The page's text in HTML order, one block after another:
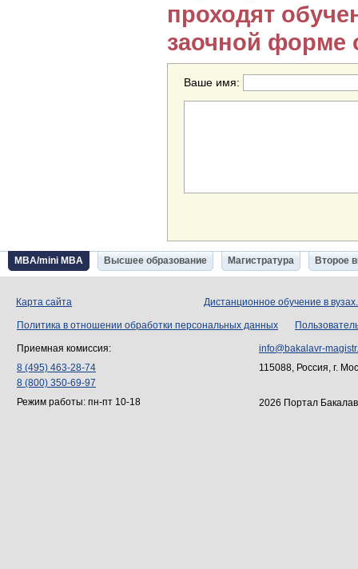
проходят
заочной форме
Ваше имя:
MBA/mini MBA Высшее образование Магистратура Второе
Карта сайта Дистанционное обучение в
Политика в отношении обработки персональных данных
Приемная комиссия:
8 (495) 463-28-74
8 (800) 350-69-97
Режим работы: пн-пт 10-18
info@bakalavr-
115088, Россия, г.
2026 Портал